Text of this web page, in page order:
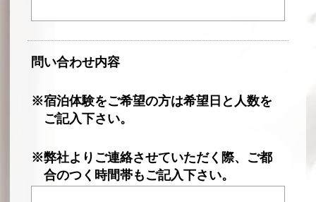
問い合わせ内容
※宿泊体験をご希望の方は希望日と人数を
ご記入下さい。
※弊社よりご連絡させていただく際、ご都
合のつく時間帯もご記入下さい。